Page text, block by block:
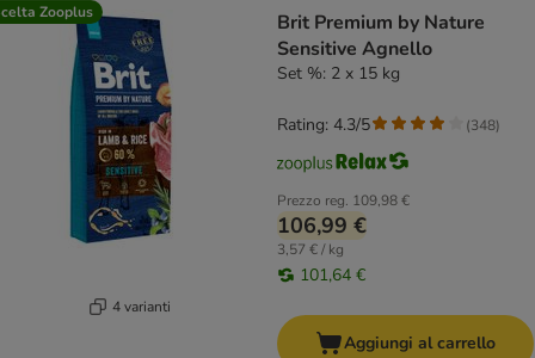
Zooplus
4 varianti
Brit Premium by Nature
Sensitive Agnello
Set %: 2 x 15 kg
Prezzo reg. 109,98 €
106,99 €
3,57 € / kg
101,64 €
Rating: 4.3/5 (348)
Aggiungi al carrello